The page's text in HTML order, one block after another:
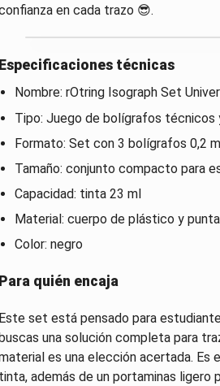
en cada trazo 😎.
Especificaciones técnicas
Nombre: rOtring Isograph Set
Tipo: Juego de bolígrafos técnicos
Formato: Set con 3 bolígrafos 0,2
Tamaño: conjunto compacto para
Capacidad: tinta 23 ml
Material: cuerpo de plástico y
Color: negro
Para quién encaja
Este set está pensado para
buscas una solución completa para
es una elección acertada. Es
tinta, además de un portaminas ligero